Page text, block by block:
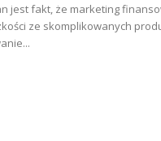
jest fakt, że marketing
ze skomplikowanych